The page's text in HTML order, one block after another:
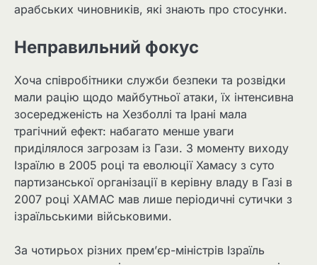
арабських чиновників, які знають про стосунки.
Неправильний фокус
Хоча співробітники служби безпеки та розвідки
мали рацію щодо майбутньої атаки, їх інтенсивна
зосередженість на Хезболлі та Ірані мала
трагічний ефект: набагато менше уваги
приділялося загрозам із Гази. З моменту виходу
Ізраїлю в 2005 році та еволюції Хамасу з суто
партизанської організації в керівну владу в Газі в
2007 році ХАМАС мав лише періодичні сутички з
ізраїльськими військовими.
За чотирьох різних прем’єр-міністрів Ізраїль